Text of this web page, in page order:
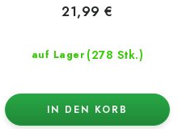
auf Lager (278 Stk.)
21,99 €
IN DEN KORB